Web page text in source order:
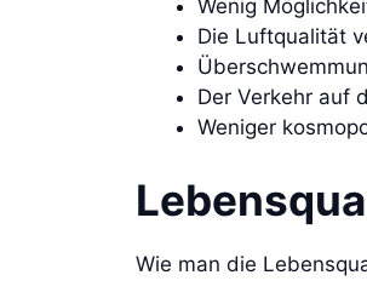
Wenig
Die Luftqualität
Der Verkehr auf
Weniger
Wie man die